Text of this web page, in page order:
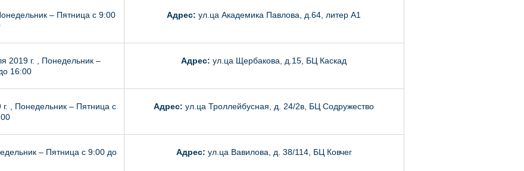
– Пятница с 9:00
Адрес: ул.ца Академика Павлова, д.64, литер А1
2019 г. , Понедельник –
16:00
Адрес: ул.ца Щербакова, д.15, БЦ Каскад
, Понедельник – Пятница с
Адрес: ул.ца Троллейбусная, д. 24/2в, БЦ Содружество
– Пятница с 9:00 до
Адрес: ул.ца Вавилова, д. 38/114, БЦ Ковчег